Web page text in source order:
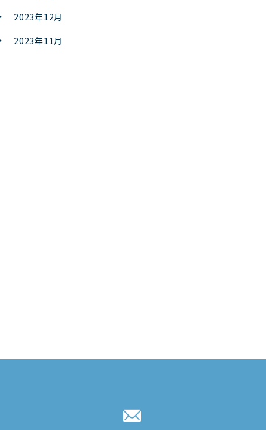
2023年12月
2023年11月